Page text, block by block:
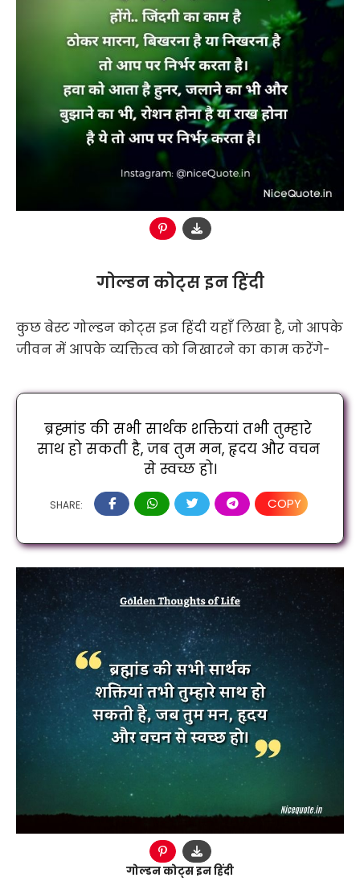
गोल्डन कोट्स इन हिंदी
कुछ बेस्ट गोल्डन कोट्स इन हिंदी यहाँ लिखा है, जो आपके
जीवन में आपके व्यक्तित्व को निखारने का काम करेंगे-
ब्रह्मांड की सभी सार्थक शक्तियां तभी तुम्हारे
साथ हो सकती है, जब तुम मन, हृदय और वचन
से स्वच्छ हो।
SHARE: COPY
गोल्डन कोट्स इन हिंदी